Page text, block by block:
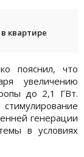
квартире
пояснил, что
увеличению
до 2,1 ГВт.
генерации
в условиях